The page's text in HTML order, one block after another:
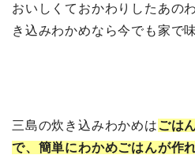
おいしくておかわりしたあの
き込みわかめなら今でも家で
三島の炊き込みわかめは ごは
で、簡単にわかめごはんが作